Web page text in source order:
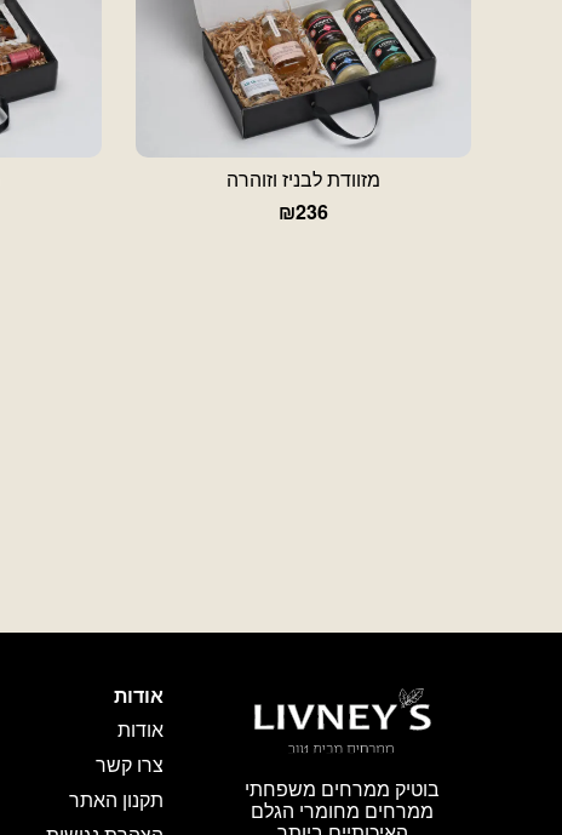
מזוודת לבניז וזוהרה
₪236
אודות
אודות
צרו קשר
תקנון האתר
בוטיק ממרחים משפחתי
ממרחים מחומרי הגלם